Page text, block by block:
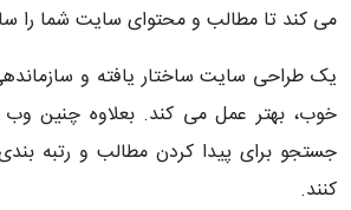
می کند تا مطالب و محتوای سایت شما را
خوب، بهتر عمل می کند. بعلاوه چنین وب
جستجو برای پیدا کردن مطالب و رتبه
کنند.